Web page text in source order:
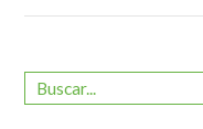
Roteiro da
Terceira Idade
Inclusão Social